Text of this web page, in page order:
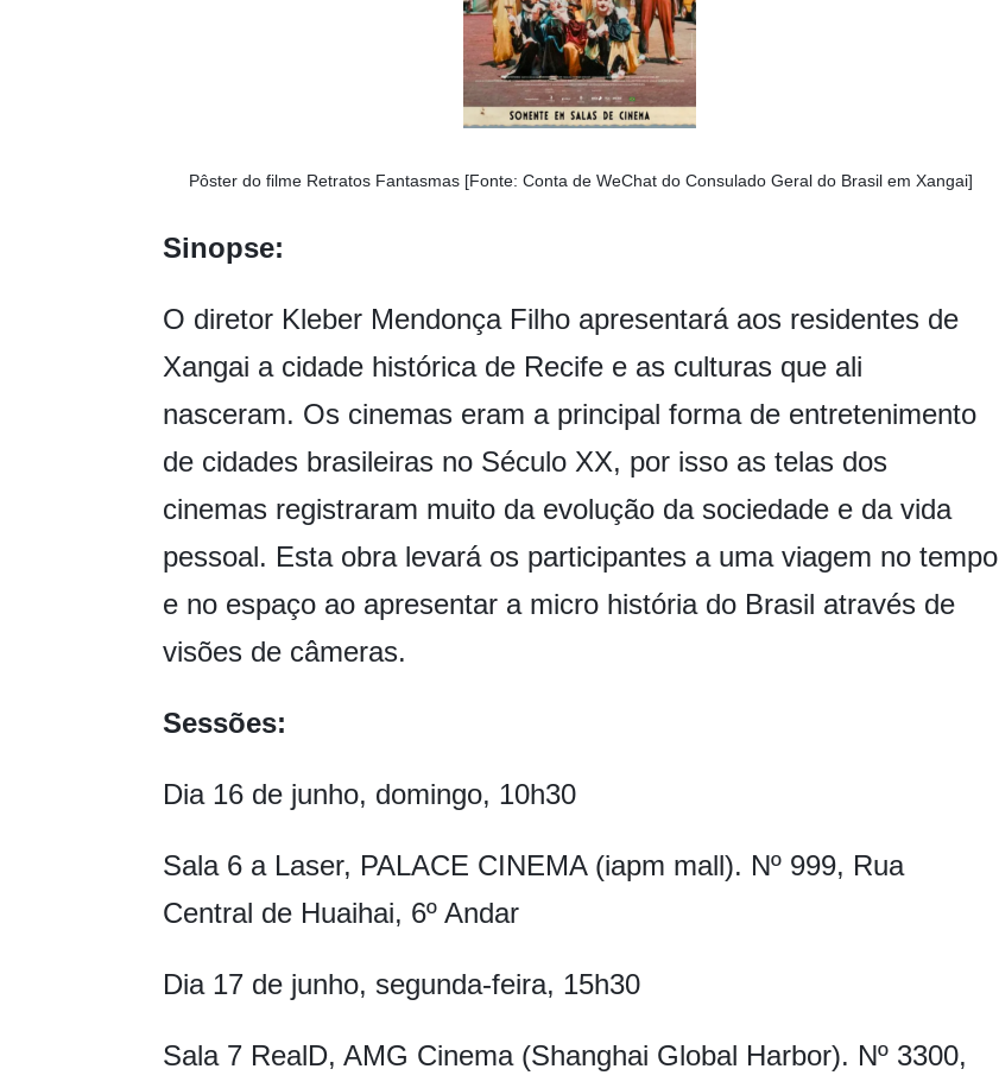
Pôster do filme Retratos Fantasmas [Fonte: Conta de WeChat do Consulado Geral do Brasil em Xangai]
Sinopse:
O diretor Kleber Mendonça Filho apresentará aos residentes de
Xangai a cidade histórica de Recife e as culturas que ali
nasceram. Os cinemas eram a principal forma de entretenimento
de cidades brasileiras no Século XX, por isso as telas dos
cinemas registraram muito da evolução da sociedade e da vida
pessoal. Esta obra levará os participantes a uma viagem no tempo
e no espaço ao apresentar a micro história do Brasil através de
visões de câmeras.
Sessões:
Dia 16 de junho, domingo, 10h30
Sala 6 a Laser, PALACE CINEMA (iapm mall). Nº 999, Rua
Central de Huaihai, 6º Andar
Dia 17 de junho, segunda-feira, 15h30
Sala 7 RealD, AMG Cinema (Shanghai Global Harbor). Nº 3300,